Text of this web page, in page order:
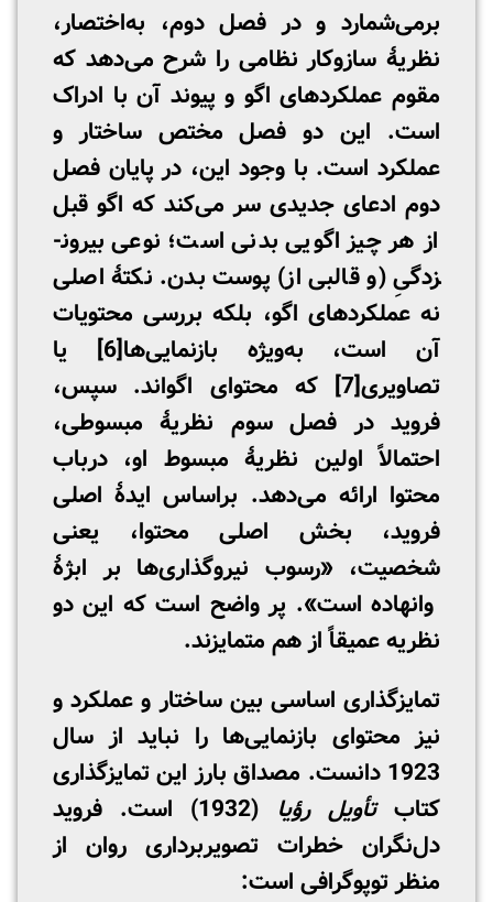
برمی‌شمارد و در فصل دوم، به‌اختصار،
نظریۀ سازوکار نظامی را شرح می‌دهد که
مقوم عملکردهای اگو و پیوند آن با ادراک
است. این دو فصل مختص ساختار و
عملکرد است. با وجود این، در پایان فصل
دوم ادعای جدیدی سر می‌کند که اگو قبل
از هر چیز اگویی بدنی است؛ نوعی بیرون­
زدگیِ (و قالبی از) پوست بدن. نکتۀ اصلی
نه عملکردهای اگو، بلکه بررسی محتویات
آن است، به‌ویژه بازنمایی‌ها[6]
یا
تصاویری[7]
که محتوای اگواند. سپس،
فروید در فصل سوم نظریۀ مبسوطی،
احتمالاً اولین نظریۀ مبسوط او، درباب
محتوا ارائه می‌دهد. براساس ایدۀ اصلی
فروید، بخش اصلی محتوا، یعنی
شخصیت، «رسوب نیروگذاری‌ها بر ابژۀ
وانهاده است». پر واضح است که این دو
نظریه عمیقاً از هم متمایزند.
تمایزگذاری اساسی بین ساختار و عملکرد و
نیز محتوای بازنمایی‌ها را نباید از سال
1923 دانست. مصداق بارز این تمایزگذاری
کتابتأویل رؤیا
(1932) است. فروید
دل‌نگران خطرات تصویربرداری روان از
منظر توپوگرافی است: